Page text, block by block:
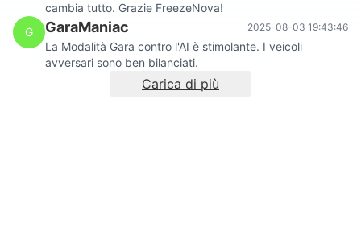
cambia tutto. Grazie FreezeNova!
G
GaraManiac 2025-08-03 19:43:46
La Modalità Gara contro l'AI è stimolante. I veicoli
avversari sono ben bilanciati.
Carica di più